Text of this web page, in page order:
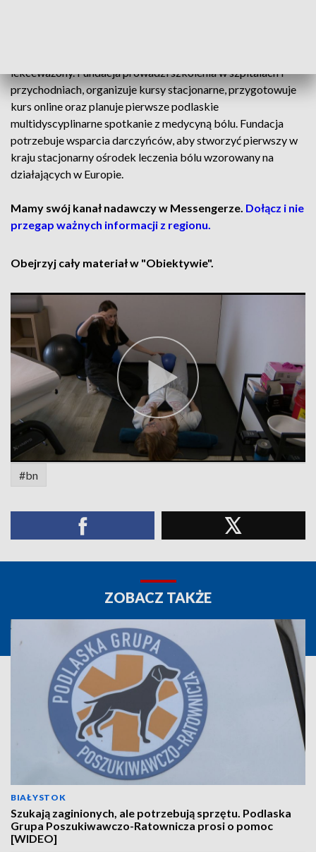
lekceważony. Fundacja prowadzi szkolenia w szpitalach i
przychodniach, organizuje kursy stacjonarne, przygotowuje
kurs online oraz planuje pierwsze podlaskie
multidyscyplinarne spotkanie z medycyną bólu. Fundacja
potrzebuje wsparcia darczyńców, aby stworzyć pierwszy w
kraju stacjonarny ośrodek leczenia bólu wzorowany na
działających w Europie.
Mamy swój kanał nadawczy w Messengerze. Dołącz i nie
przegap ważnych informacji z regionu.
Obejrzyj cały materiał w "Obiektywie".
#bn
ZOBACZ TAKŻE
BIAŁYSTOK
Szukają zaginionych, ale potrzebują sprzętu. Podlaska
Grupa Poszukiwawczo-Ratownicza prosi o pomoc
[WIDEO]